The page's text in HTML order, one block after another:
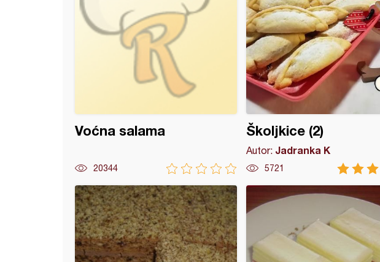
Voćna salama
20344
Školjkice (2)
Autor: Jadranka K
5721
sa višnjama i čokoladom